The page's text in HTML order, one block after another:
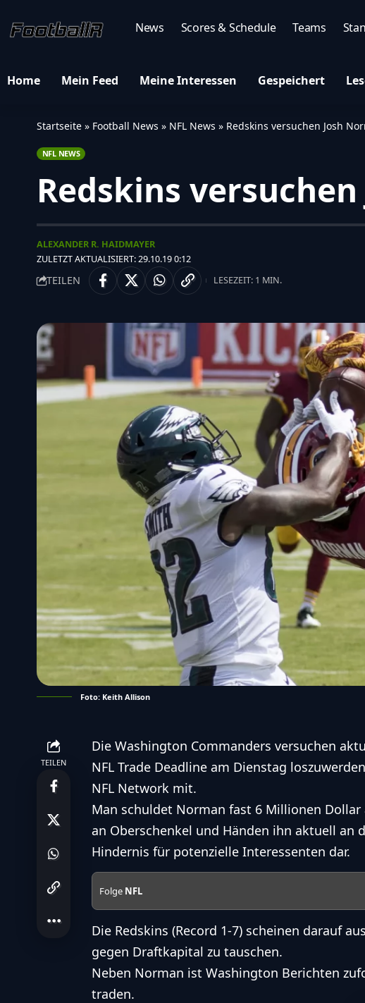
News Scores & Schedule Teams
Home Mein Feed Meine Interessen Gespeichert
Startseite » Football News » NFL News » Redskins versuchen Josh
NFL NEWS
Redskins
ZULETZT AKTUALISIERT: 29.10.19 0:12
ALEXANDER R. HAIDMAYER
TEILEN LESEZEIT: 1 MIN.
Foto: Keith Allison
TEILEN
Die Washington Commanders versuchen
NFL Trade Deadline am Dienstag
NFL Network mit.
Man schuldet Norman fast 6 Millionen
an Oberschenkel und Händen ihn aktuell an
Hindernis für potenzielle Interessenten dar.
Folge NFL
Die Redskins (Record 1-7) scheinen darauf
gegen Draftkapital zu tauschen.
Neben Norman ist Washington Berichten
traden.